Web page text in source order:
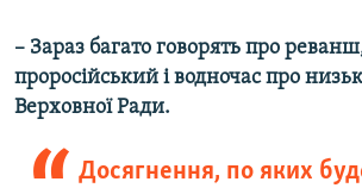
– Зараз багато говорять про
проросійський і водночас про
Верховної Ради.
Досягнення, по яких